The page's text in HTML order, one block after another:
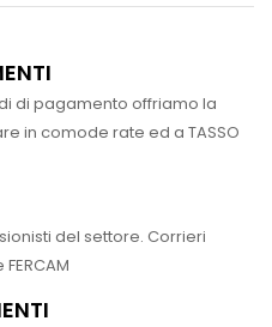
di pagamento offriamo la
in comode rate ed a TASSO
del settore. Corrieri